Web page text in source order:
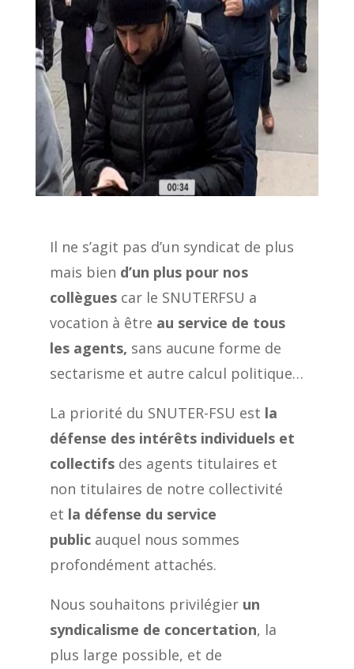
Il ne s’agit pas d’un syndicat de plus
mais bien d’un plus pour nos
collègues car le SNUTERFSU a
vocation à être au service de tous
les agents, sans aucune forme de
sectarisme et autre calcul politique…
La priorité du SNUTER-FSU est la
défense des intérêts individuels et
collectifs des agents titulaires et
non titulaires de notre collectivité
et la défense du service
public auquel nous sommes
profondément attachés.
Nous souhaitons privilégier un
syndicalisme de concertation, la
plus large possible, et de